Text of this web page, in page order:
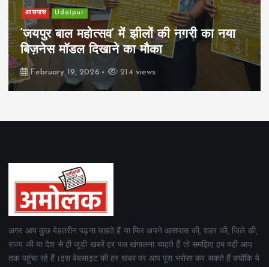
खेल Udaipur
पिम्स मेवाड़ कप 2026: क्रॉसवर्ड व आदित्यम
रियल स्टेट्स ने मुकाबले जीते
February 19, 2026 165 views
अगर आप कुछ बेहतरीन पढ़ना चाहते हैं या फिर अपने आसपास की, शहर की, जिले की,
राज्य की या देश से ही जुड़ी खबरें हर पल खंगालना चाहते हैं तो समझिए हम यही आप
तक पहुंचा रहे हैं।इस वेबसाइट की हर खबर पर आप पूरा भरोसा कर सकते हैं क्योंकि ये